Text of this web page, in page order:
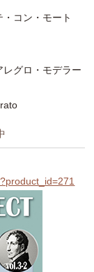
コン・モート
グロ・モデラー